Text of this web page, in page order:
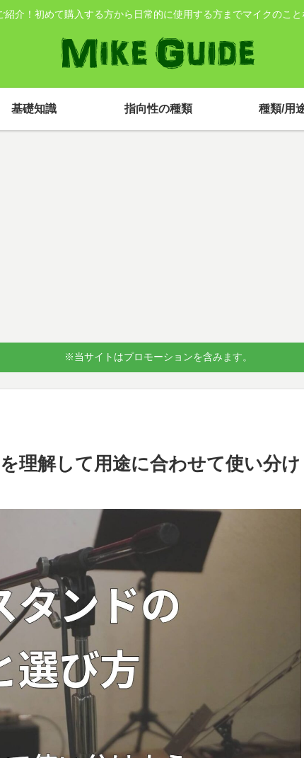
紹介！初めて購入する方から日常的に使用する方までマイクのこと
基礎知識 指向性の種類 種類/用
※当サイトはプロモーションを含みます。
理解して用途に合わせて使い分け